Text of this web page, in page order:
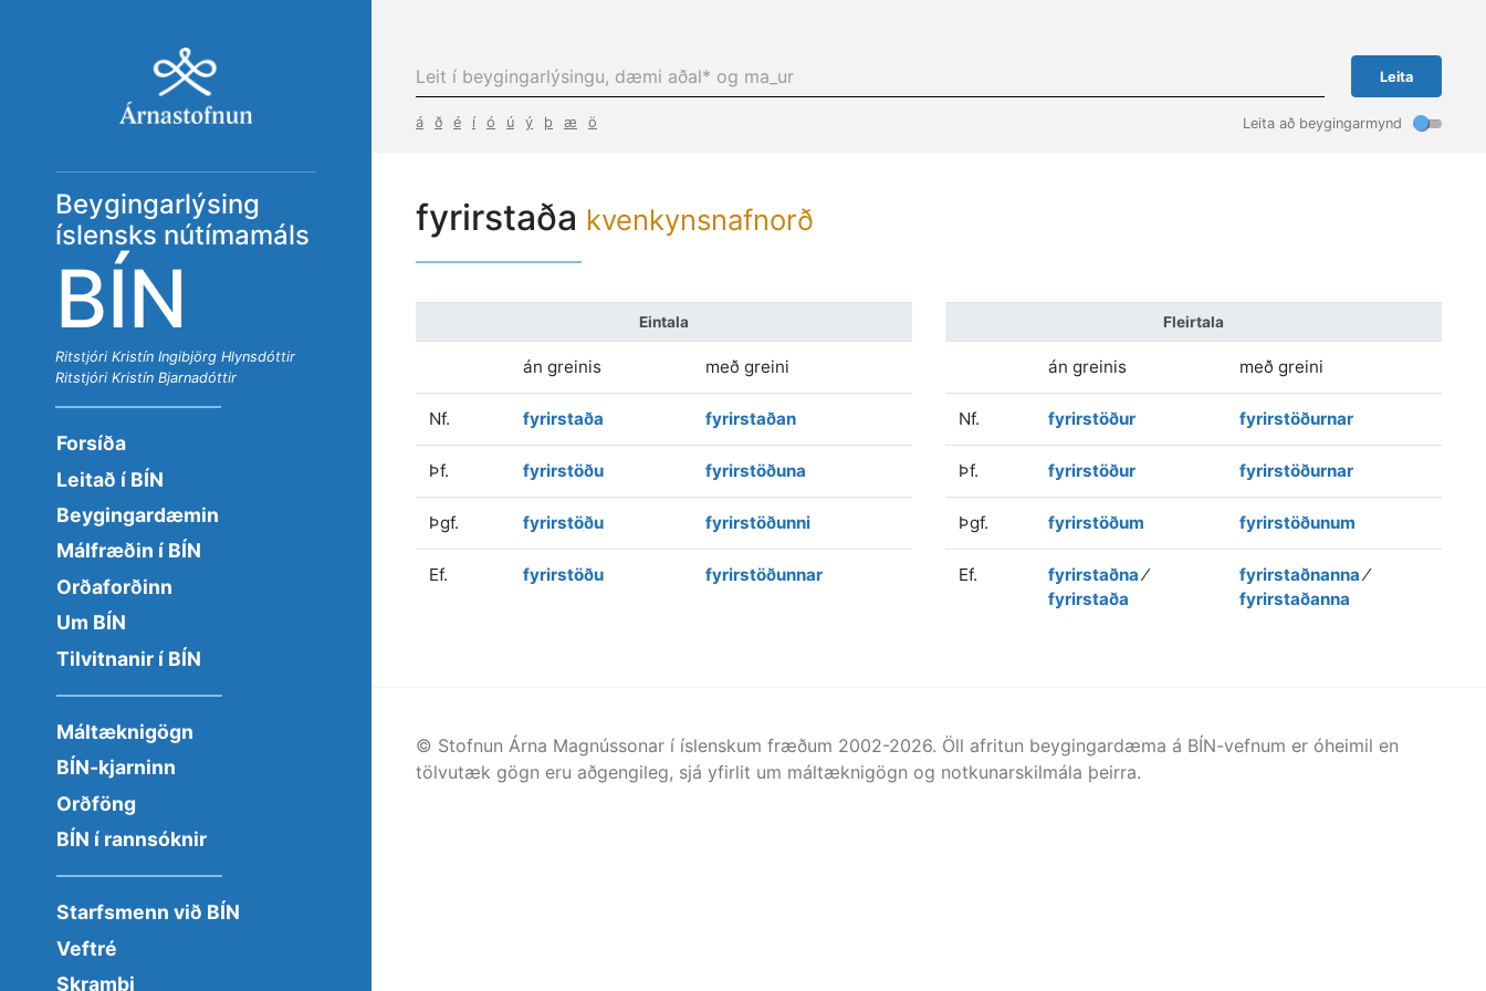
Beygingarlýsing
íslensks nútímamáls
BÍN
Ritstjóri Kristín Ingibjörg Hlynsdóttir
Ritstjóri Kristín Bjarnadóttir
Forsíða
Leitað í BÍN
Beygingardæmin
Málfræðin í BÍN
Orðaforðinn
Um BÍN
Tilvitnanir í BÍN
Máltæknigögn
BÍN-kjarninn
Orðföng
BÍN í rannsóknir
Starfsmenn við BÍN
Veftré
Skrambi
Leita
á ð é í ó ú ý þ æ ö Leita að beygingarmynd
fyrirstaða kvenkynsnafnorð
Eintala
án greinis með greini
Nf. fyrirstaða fyrirstaðan
Þf. fyrirstöðu fyrirstöðuna
Þgf. fyrirstöðu fyrirstöðunni
Ef. fyrirstöðu fyrirstöðunnar
Fleirtala
án greinis með greini
Nf. fyrirstöður fyrirstöðurnar
Þf. fyrirstöður fyrirstöðurnar
Þgf. fyrirstöðum fyrirstöðunum
Ef. fyrirstaðna⁄
fyrirstaða
fyrirstaðnanna⁄
fyrirstaðanna
© Stofnun Árna Magnússonar í íslenskum fræðum 2002-2026. Öll afritun beygingardæma á BÍN-vefnum er óheimil en
tölvutæk gögn eru aðgengileg, sjá yfirlit um máltæknigögn og notkunarskilmála þeirra.